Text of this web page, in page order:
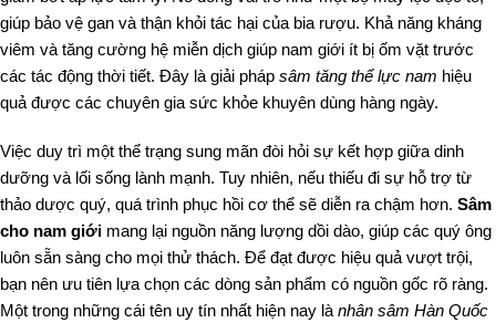
giúp bảo vệ gan và thận khỏi tác hại của bia rượu. Khả năng kháng
viêm và tăng cường hệ miễn dịch giúp nam giới ít bị ốm vặt trước
các tác động thời tiết. Đây là giải pháp sâm tăng thể lực nam hiệu
quả được các chuyên gia sức khỏe khuyên dùng hàng ngày.
Việc duy trì một thể trạng sung mãn đòi hỏi sự kết hợp giữa dinh
dưỡng và lối sống lành mạnh. Tuy nhiên, nếu thiếu đi sự hỗ trợ từ
thảo dược quý, quá trình phục hồi cơ thể sẽ diễn ra chậm hơn. Sâm
cho nam giới mang lại nguồn năng lượng dồi dào, giúp các quý ông
luôn sẵn sàng cho mọi thử thách. Để đạt được hiệu quả vượt trội,
bạn nên ưu tiên lựa chọn các dòng sản phẩm có nguồn gốc rõ ràng.
Một trong những cái tên uy tín nhất hiện nay là nhân sâm Hàn Quốc